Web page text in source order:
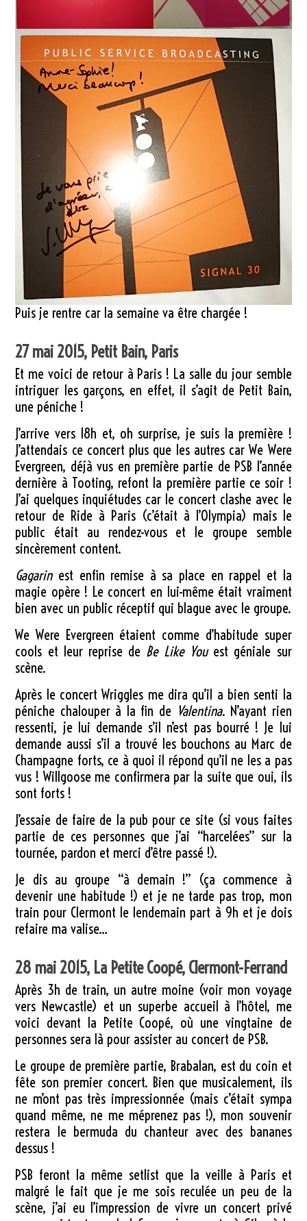
Puis je rentre car la semaine va être chargée !
27 mai 2015, Petit Bain, Paris
Et me voici de retour à Paris ! La salle du jour semble
intriguer les garçons, en effet, il s’agit de Petit Bain,
une péniche !
J’arrive vers 18h et, oh surprise, je suis la première !
J’attendais ce concert plus que les autres car We Were
Evergreen, déjà vus en première partie de PSB l’année
dernière à Tooting, refont la première partie ce soir !
J’ai quelques inquiétudes car le concert clashe avec le
retour de Ride à Paris (c’était à l’Olympia) mais le
public était au rendez-vous et le groupe semble
sincèrement content.
Gagarinest enfin remise à sa place en rappel et la
magie opère ! Le concert en lui-même était vraiment
bien avec un public réceptif qui blague avec le groupe.
We Were Evergreen étaient comme d’habitude super
cools et leur reprise de Be Like Youest géniale sur
scène.
Après le concert Wriggles me dira qu’il a bien senti la
péniche chalouper à la fin de Valentina. N’ayant rien
ressenti, je lui demande s’il n’est pas bourré ! Je lui
demande aussi s’il a trouvé les bouchons au Marc de
Champagne forts, ce à quoi il répond qu’il ne les a pas
vus ! Willgoose me confirmera par la suite que oui, ils
sont forts !
J’essaie de faire de la pub pour ce site (si vous faites
partie de ces personnes que j’ai “harcelées” sur la
tournée, pardon et merci d’être passé !).
Je dis au groupe “à demain !” (ça commence à
devenir une habitude !) et je ne tarde pas trop, mon
train pour Clermont le lendemain part à 9h et je dois
refaire ma valise…
28 mai 2015, La Petite Coopé, Clermont-Ferrand
Après 3h de train, un autre moine (voir mon voyage
vers Newcastle) et un superbe accueil à l’hôtel, me
voici devant la Petite Coopé, où une vingtaine de
personnes sera là pour assister au concert de PSB.
Le groupe de première partie, Brabalan, est du coin et
fête son premier concert. Bien que musicalement, ils
ne m’ont pas très impressionnée (mais c’était sympa
quand même, ne me méprenez pas !), mon souvenir
restera le bermuda du chanteur avec des bananes
dessus !
PSB feront la même setlist que la veille à Paris et
malgré le fait que je me sois reculée un peu de la
scène, j’ai eu l’impression de vivre un concert privé